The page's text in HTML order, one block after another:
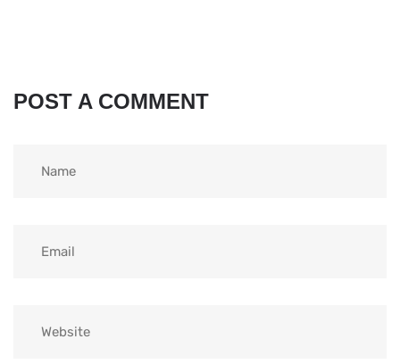
POST A COMMENT